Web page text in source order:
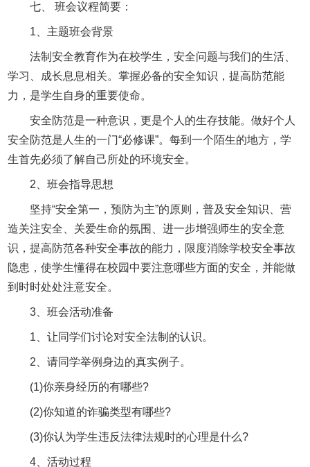
七、 班会议程简要：
1、主题班会背景
法制安全教育作为在校学生，安全问题与我们的生活、
学习、成长息息相关。掌握必备的安全知识，提高防范能
力，是学生自身的重要使命。
安全防范是一种意识，更是个人的生存技能。做好个人
安全防范是人生的一门“必修课”。每到一个陌生的地方，学
生首先必须了解自己所处的环境安全。
2、班会指导思想
坚持“安全第一，预防为主”的原则，普及安全知识、营
造关注安全、关爱生命的氛围、进一步增强师生的安全意
识，提高防范各种安全事故的能力，限度消除学校安全事故
隐患，使学生懂得在校园中要注意哪些方面的安全，并能做
到时时处处注意安全。
3、班会活动准备
1、让同学们讨论对安全法制的认识。
2、请同学举例身边的真实例子。
(1)你亲身经历的有哪些?
(2)你知道的诈骗类型有哪些?
(3)你认为学生违反法律法规时的心理是什么?
4、活动过程